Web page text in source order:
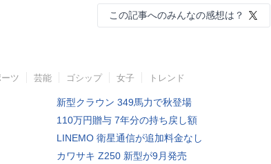
この記事へのみんなの感想は？
ツ 芸能 ゴシップ 女子 トレンド
新型クラウン 349馬力で秋登場
110万円贈与 7年分の持ち戻し額
LINEMO 衛星通信が追加料金なし
カワサキ Z250 新型が9月発売